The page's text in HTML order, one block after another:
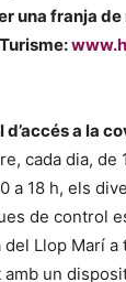
una franja
a la
cada dia, de
a 18 h, els
de control
del Llop Marí
un